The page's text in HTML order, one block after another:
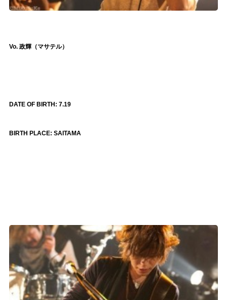
Vo. 政輝（マサテル）
DATE OF BIRTH: 7.19
BIRTH PLACE: SAITAMA